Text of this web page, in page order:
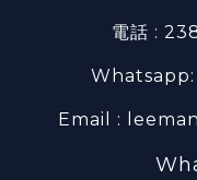
電話 :
Whatsapp:
Email :